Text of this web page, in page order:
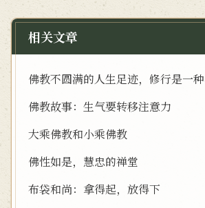
相关文章
佛教不圆满的人生足迹，修行是一
佛教故事：生气要转移注意力
大乘佛教和小乘佛教
佛性如是，慧忠的禅堂
布袋和尚：拿得起，放得下